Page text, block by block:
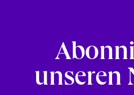
unseren